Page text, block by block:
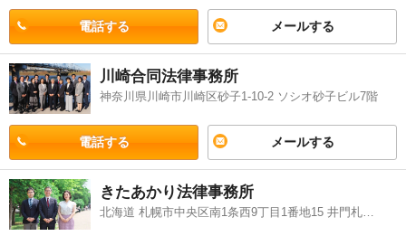
電話する メールする
川崎合同法律事務所
神奈川県川崎市川崎区砂子1-10-2 ソシオ砂子ビル7階
電話する メールする
きたあかり法律事務所
北海道 札幌市中央区南1条西9丁目1番地15 井門札幌S109ビル5階